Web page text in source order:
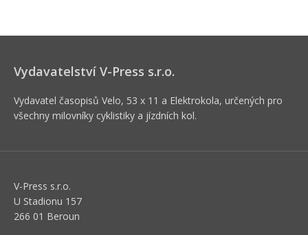
Vydavatelství V-Press s.r.o.
Vydavatel časopisů Velo, 53 x 11 a Elektrokola, určených pro
všechny milovníky cyklistiky a jízdních kol.
V-Press s.r.o.
U Stadionu 157
266 01 Beroun